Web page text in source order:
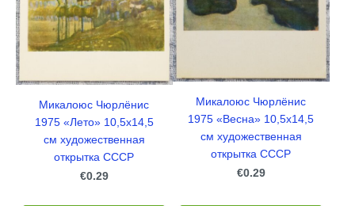
Микалоюс Чюрлёнис
1975 «Лето» 10,5x14,5
см художественная
открытка СССР
€0.29
Микалоюс Чюрлёнис
1975 «Весна» 10,5x14,5
см художественная
открытка СССР
€0.29